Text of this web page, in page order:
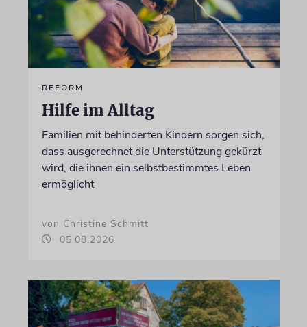
REFORM
Hilfe im Alltag
Familien mit behinderten Kindern sorgen sich,
dass ausgerechnet die Unterstützung gekürzt
wird, die ihnen ein selbstbestimmtes Leben
ermöglicht
von Christine Schmitt
05.08.2026